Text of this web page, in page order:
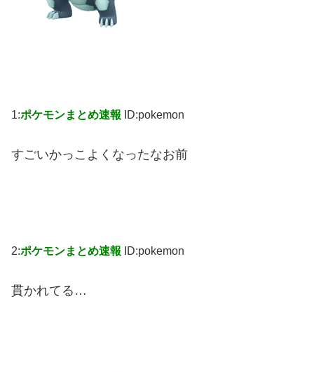
1:ポケモンまとめ速報 ID:pokemon
すごいかっこよくなったなお前
2:ポケモンまとめ速報 ID:pokemon
貫かれてる…